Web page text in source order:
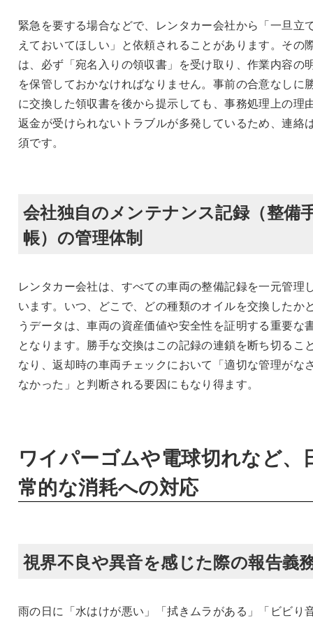
緊急を要する場合などで、レンタカー会社から「一旦立
えておいてほしい」と依頼されることがあります。その
は、必ず「宛名入りの領収書」を受け取り、作業内容の
を保管しておかなければなりません。事前の合意なしに
に交換した領収書を後から提示しても、事務処理上の理
返金が受けられないトラブルが多発しているため、連絡
須です。
会社独自のメンテナンス記録（整備
帳）の管理体制
レンタカー会社は、すべての車両の整備記録を一元管理
います。いつ、どこで、どの種類のオイルを交換したか
うデータは、車両の資産価値や安全性を証明する重要な
となります。勝手な交換はこの記録の連鎖を断ち切るこ
なり、返却時の車両チェックにおいて「適切な管理がな
なかった」と判断される要因にもなり得ます。
ワイパーゴムや電球切れなど、
常的な消耗への対応
視界不良や異音を感じた際の報告義
雨の日に「水はけが悪い」「拭きムラがある」「ビビり